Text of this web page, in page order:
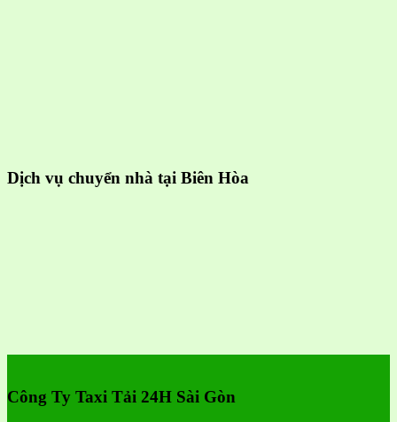
Dịch vụ chuyển nhà tại Biên Hòa
Công Ty Taxi Tải 24H Sài Gòn